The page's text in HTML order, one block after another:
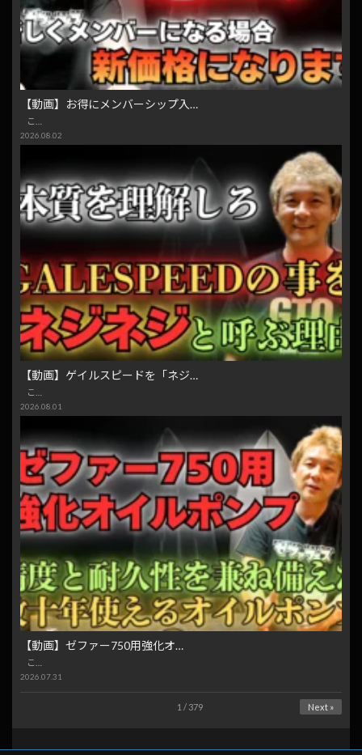
【動画】お得にメンバーシップ入…
こ…
2026.08.02
【動画】ゲイルスピードを「ネジ…
こ…
2026.08.01
【動画】ゼファー750用強化オ…
こ…
2026.07.31
1 / 379 Next »